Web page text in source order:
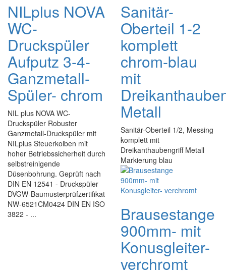
NILplus NOVA
WC-
Druckspüler
Aufputz 3-4-
Ganzmetall-
Spüler- chrom
NIL plus NOVA WC-
Druckspüler Robuster
Ganzmetall-Druckspüler mit
NILplus Steuerkolben mit
hoher Betriebssicherheit durch
selbstreinigende
Düsenbohrung. Geprüft nach
DIN EN 12541 - Druckspüler
DVGW-Baumusterprüfzertifikat
NW-6521CM0424 DIN EN ISO
3822 - ...
Sanitär-
Oberteil 1-2
komplett
chrom-blau
mit
Metall
Sanitär-Oberteil 1/2, Messing
komplett mit
Dreikanthaubengriff Metall
Markierung blau
Brausestange
900mm- mit
Konusgleiter-
verchromt